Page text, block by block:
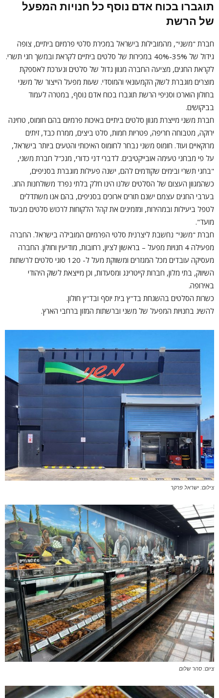
תוגברו בכוח אדם נוסף כל חנויות המפעל
של הרשת
חברת "משני", מהמובילות בישראל במכירת סלטי פרמיום ביתיים, צופה
גידול של 35%-40% במכירות של סלטים ביתיים לקראת ובמשך חגי תשרי.
לקראת החגים, מציעה החברה מגוון גדול של סלטים ונערכת לאספקת
מוצרים מוגברת לשוק הקמעונאי והמוסדי. שעות מפעל הייצור של משני
בחולון הוארכו וסניפי הרשת תוגברו בכוח אדם נוסף, במטרה לעמוד
בביקושים.
חברת משני מייצרת מגוון סלטים ביתיים באיכות פרמיום בהם חומוס, טחינה
ירוקה, מטבוחה חריפה, פטריות חמות, סלט ביצים, ממרח כבד, זיתים
מרוקאיים ועוד. חומוס משני נבחר לחומוס האיכותי והטעים ביותר בישראל,
על פי מבחני טעימה אובייקטיבים. לדברי דני כדורי, מנכ"ל חברת משני,
"בחגי תשרי ובימים שקודמים להם, ישנה פעילות מוגברת בסניפים,
כשהמגוון העצום של הסלטים שלנו הינו חלק בלתי נפרד משולחנות החג.
בערבי החגים עצמם ישנם תורים ארוכים בסניפים, בהם אנו משתדלים
לטפל ביעילות ובמהירות, ומזמינים את קהל הלקוחות לרכוש סלטים מבעוד
מועד".
חברת "משני" נחשבת ליצרנית סלטי הפרמיום המובילה בישראל. החברה
מפעילה 4 חנויות מפעל – בראשון לציון, רחובות, מודיעין וחולון. החברה
מעסיקה עובדים מכל המגזרים ומשווקת מעל ל- 120 סוגי סלטים לרשתות
השיווק, בתי מלון, חברות קייטרינג ומסעדות, וכן מייצאת לשוק היהודי
באירופה.
כשרות הסלטים בהשגחת בד"ץ בית יוסף ובד"ץ חולון.
להשיג בחנויות המפעל של משני וברשתות המזון ברחבי הארץ.
צילום: ישראל פרקר
ציום: סהר שלום